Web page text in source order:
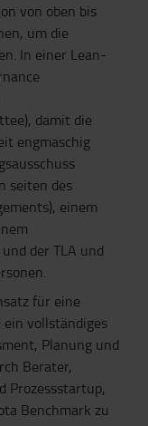
von oben bis
um die
In einer Lean-
damit die
engmaschig
seiten des
einem
der TLA und
für eine
vollständiges
Planung und
Berater,
Prozessstartup,
Benchmark zu